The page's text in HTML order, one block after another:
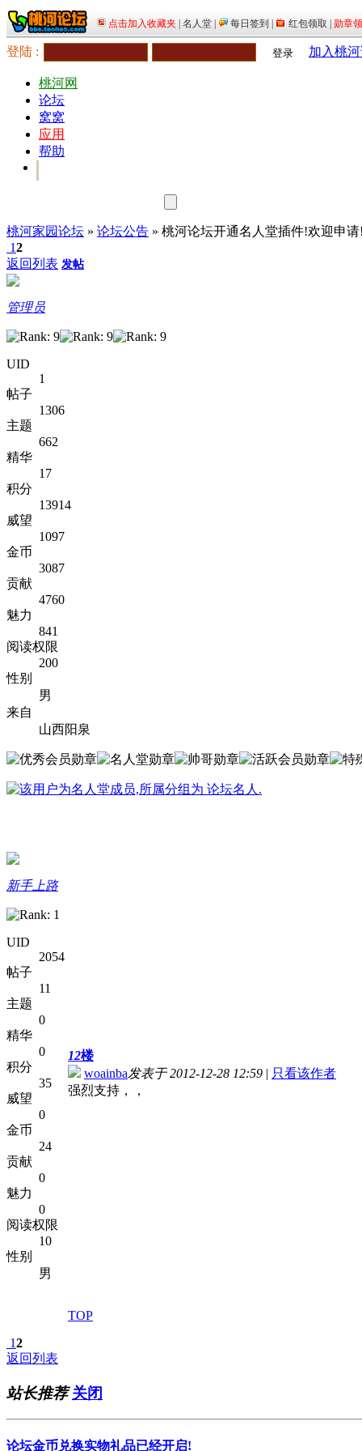
登陆 : 登录 加入桃
桃河网
论坛
窝窝
应用
帮助
桃河家园论坛 » 论坛公告 » 桃河论坛开通名人堂插件!欢迎申
12
返回列表 发帖
管理员
UID
1
帖子
1306
主题
662
精华
17
积分
13914
威望
1097
金币
3087
贡献
4760
魅力
841
阅读权限
200
性别
男
来自
山西阳泉
新手上路
UID
2054
帖子
11
主题
0
精华
0
积分
35
威望
0
金币
24
贡献
0
魅力
0
阅读权限
10
性别
男
12楼
woainba发表于 2012-12-28 12:59 | 只看该作者
强烈支持，，
TOP
12
返回列表
站长推荐 关闭
论坛金币兑换实物礼品已经开启!